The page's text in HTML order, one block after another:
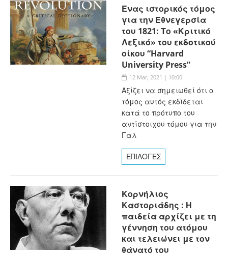
Ένας ιστορικός τόμος
για την Εθνεγερσία
του 1821: Το «Κριτικό
Λεξικό» του εκδοτικού
οίκου “Harvard
University Press”
12 Mar, 2021 | 10:00
Αξίζει να σημειωθεί ότι ο
τόμος αυτός εκδίδεται
κατά το πρότυπο του
αντίστοιχου τόμου για την
Γαλ
ΕΠΙΛΟΓΕΣ
Κορνήλιος
Καστοριάδης : Η
παιδεία αρχίζει με τη
γέννηση του ατόμου
και τελειώνει με τον
θάνατό του